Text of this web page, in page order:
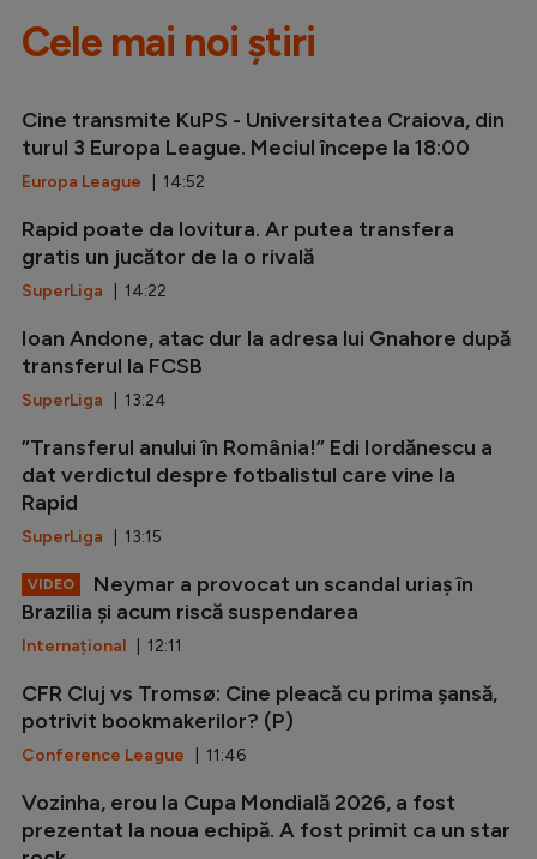
Cele mai noi știri
Cine transmite KuPS - Universitatea Craiova, din
turul 3 Europa League. Meciul începe la 18:00
Europa League | 14:52
Rapid poate da lovitura. Ar putea transfera
gratis un jucător de la o rivală
SuperLiga | 14:22
Ioan Andone, atac dur la adresa lui Gnahore după
transferul la FCSB
SuperLiga | 13:24
”Transferul anului în România!” Edi Iordănescu a
dat verdictul despre fotbalistul care vine la
Rapid
SuperLiga | 13:15
VIDEO
Neymar a provocat un scandal uriaș în
Brazilia și acum riscă suspendarea
Internațional | 12:11
CFR Cluj vs Tromsø: Cine pleacă cu prima șansă,
potrivit bookmakerilor? (P)
Conference League | 11:46
Vozinha, erou la Cupa Mondială 2026, a fost
prezentat la noua echipă. A fost primit ca un star